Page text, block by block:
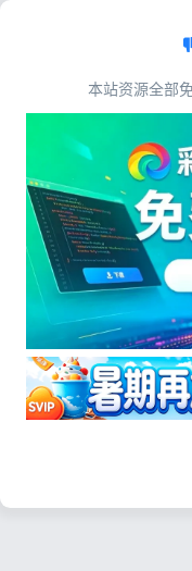
文章目录
源码简介
搭建方法
源码展示
源码下载
本站资源全部